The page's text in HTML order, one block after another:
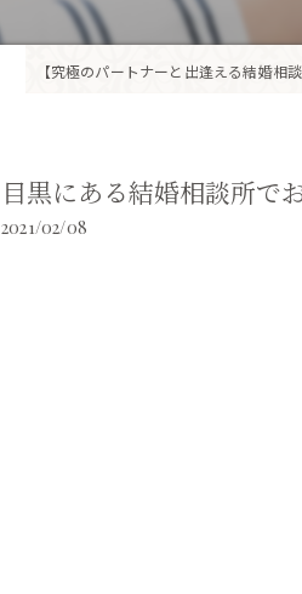
【究極のパートナーと出逢える結婚相
目黒にある結婚相談所で
2021/02/08